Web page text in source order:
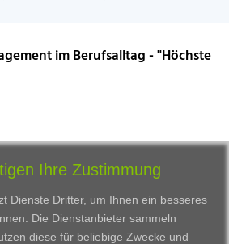
im Berufsalltag - "Höchste
Ihre Zustimmung
Dienste Dritter, um Ihnen ein besseres
Die Dienstanbieter sammeln
diese für beliebige Zwecke und